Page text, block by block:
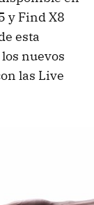
y Find X8
esta
nuevos
las Live